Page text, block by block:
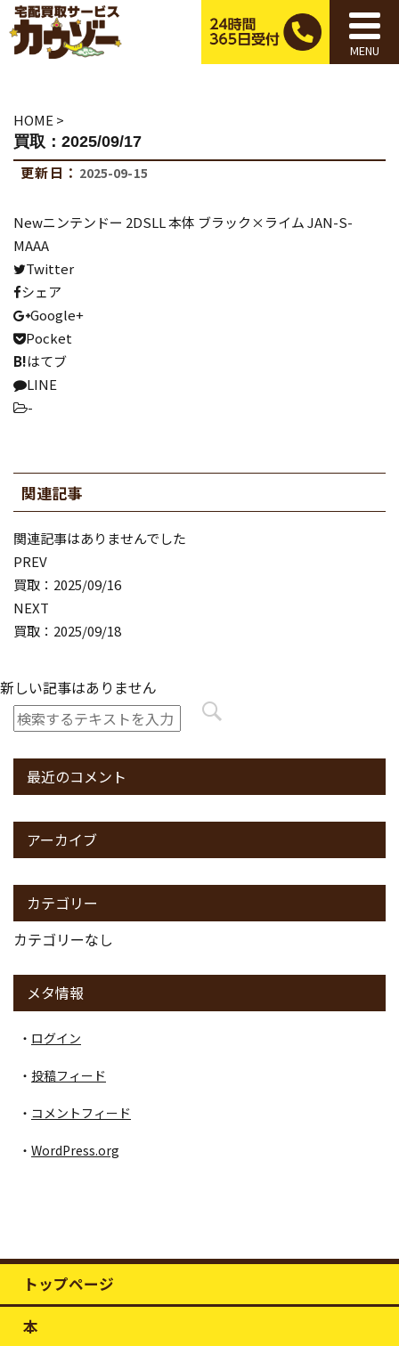
MENU
HOME >
買取：2025/09/17
更新日： 2025-09-15
Newニンテンドー 2DSLL 本体 ブラック×ライム JAN-S-
MAAA
Twitter
シェア
Google+
Pocket
B!はてブ
LINE
-
関連記事
関連記事はありませんでした
PREV
買取：2025/09/16
NEXT
買取：2025/09/18
新しい記事はありません
最近のコメント
アーカイブ
カテゴリー
カテゴリーなし
メタ情報
ログイン
投稿フィード
コメントフィード
WordPress.org
トップページ
本